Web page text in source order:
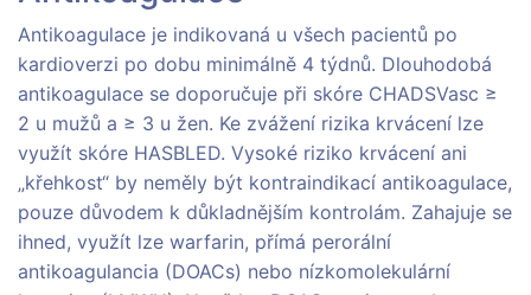
Antikoagulace je indikovaná u všech pacientů po
kardioverzi po dobu minimálně 4 týdnů. Dlouhodobá
antikoagulace se doporučuje při skóre CHADSVasc ≥
2 u mužů a ≥ 3 u žen. Ke zvážení rizika krvácení lze
využít skóre HASBLED. Vysoké riziko krvácení ani
„křehkost“ by neměly být kontraindikací antikoagulace,
pouze důvodem k důkladnějším kontrolám. Zahajuje se
ihned, využít lze warfarin, přímá perorální
antikoagulancia (DOACs) nebo nízkomolekulární